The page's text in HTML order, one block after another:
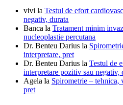
vivi la Testul de efort
negativ, durata
Banca la Tratament minim
nucleoplastie percutana
Dr. Benteu Darius la
interpretare, pret
Dr. Benteu Darius la Testul de
interpretare pozitiv sau negativ,
Agela la Spirometrie – tehnica,
pret